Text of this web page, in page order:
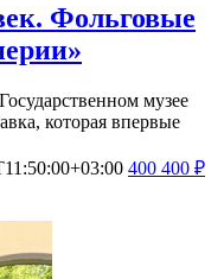
Фольговые
музее
которая впервые
400 400 ₽